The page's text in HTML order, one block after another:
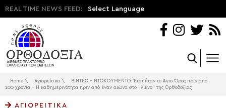
REAL TIME NEWS FEED: Select Language
Home \ Αγιορείτικα \
ΒΙΝΤΕΟ – ΝΤΟΚΟΥΜΕΝΤΟ: Έτσι ήταν το Άγιο Όρος πριν από
100 χρόνια – Η καθημερινότητα πριν από έναν αιώνα στο “λίκνο” της Ορθοδοξίας
ΑΓΙΟΡΕΊΤΙΚΑ